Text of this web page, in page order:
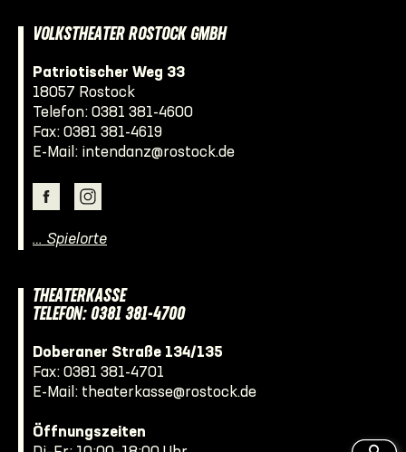
VOLKSTHEATER ROSTOCK GMBH
Patriotischer Weg 33
18057 Rostock
Telefon: 0381 381-4600
Fax: 0381 381-4619
E-Mail: intendanz@rostock.de
… Spielorte
THEATERKASSE
TELEFON: 0381 381-4700
Doberaner Straße 134/135
Fax: 0381 381-4701
E-Mail: theaterkasse@rostock.de
Öffnungszeiten